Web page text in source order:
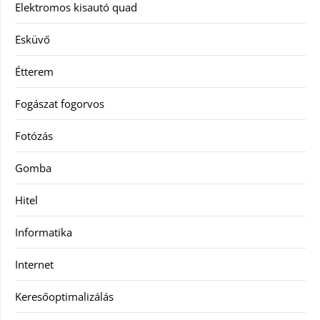
Elektromos kisautó quad
Esküvő
Étterem
Fogászat fogorvos
Fotózás
Gomba
Hitel
Informatika
Internet
Keresőoptimalizálás